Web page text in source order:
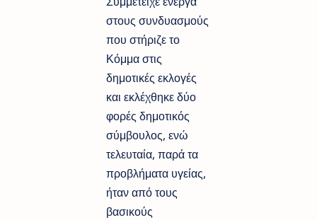
στους συνδυασμούς
που στήριζε το
Κόμμα στις
δημοτικές εκλογές
και εκλέχθηκε δύο
φορές δημοτικός
σύμβουλος, ενώ
τελευταία, παρά τα
προβλήματα υγείας,
ήταν από τους
βασικούς